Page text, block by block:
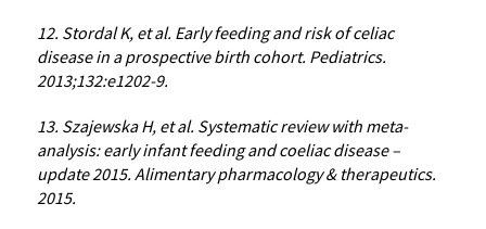
12. Stordal K, et al. Early feeding and risk of celiac
disease in a prospective birth cohort. Pediatrics.
2013;132:e1202-9.
13. Szajewska H, et al. Systematic review with meta-
analysis: early infant feeding and coeliac disease –
update 2015. Alimentary pharmacology & therapeutics.
2015.